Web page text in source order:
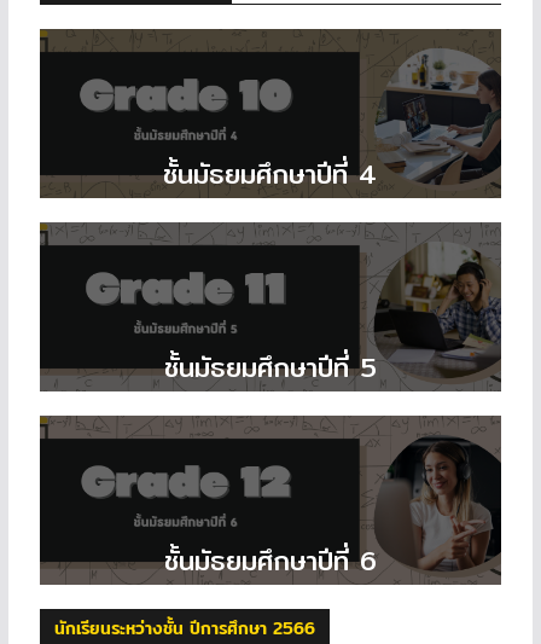
ชั้นมัธยมศึกษาปีที่ 4
ชั้นมัธยมศึกษาปีที่ 5
ชั้นมัธยมศึกษาปีที่ 6
นักเรียนระหว่างชั้น ปีการศึกษา 2566